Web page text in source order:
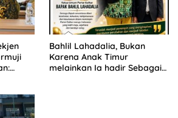
Bahlil Lahadalia, Bukan
Karena Anak Timur
melainkan Ia hadir Sebagai